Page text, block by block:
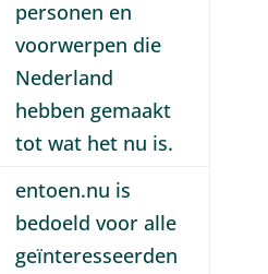
personen en
voorwerpen die
Nederland
hebben gemaakt
tot wat het nu is.
entoen.nu is
bedoeld voor alle
geïnteresseerden